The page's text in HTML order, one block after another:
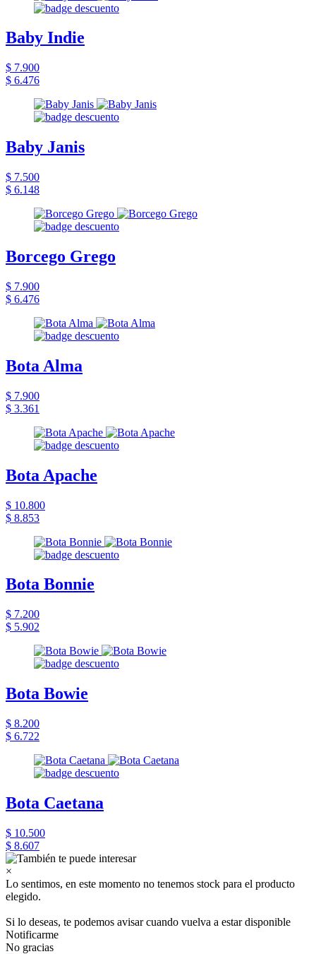
Baby Indie
$ 7.900
$ 6.476
Baby Janis
$ 7.500
$ 6.148
Borcego Grego
$ 7.900
$ 6.476
Bota Alma
$ 7.900
$ 3.361
Bota Apache
$ 10.800
$ 8.853
Bota Bonnie
$ 7.200
$ 5.902
Bota Bowie
$ 8.200
$ 6.722
Bota Caetana
$ 10.500
$ 8.607
×
Lo sentimos, en este momento no tenemos stock para el producto
elegido.
Si lo deseas, te podemos avisar cuando vuelva a estar disponible
Notificarme
No gracias